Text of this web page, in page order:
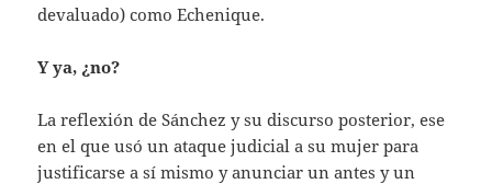
devaluado) como Echenique.
Y ya, ¿no?
La reflexión de Sánchez y su discurso posterior, ese
en el que usó un ataque judicial a su mujer para
justificarse a sí mismo y anunciar un antes y un